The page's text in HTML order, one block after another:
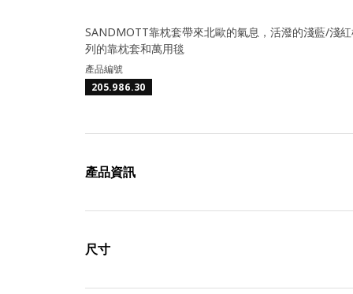
SANDMOTT靠枕套帶來北歐的氣息，活潑的淺藍/淺
列的靠枕套和萬用毯
產品編號
205.986.30
產品資訊
尺寸